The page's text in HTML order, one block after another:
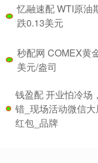
忆融速配 WTI原油
跌0.13美元
秒配网 COMEX黄
美元/盎司
钱盈配 开业怕冷场
错_现场活动微信大
红包_品牌